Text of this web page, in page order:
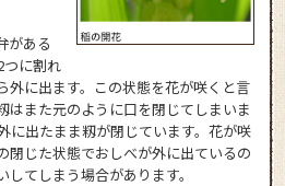
がある
つに割れ
外に出ます。この状態を花が咲くと言
はまた元のように口を閉じてしまいま
に出たまま籾が閉じています。花が咲
閉じた状態でおしべが外に出ているの
てしまう場合があります。